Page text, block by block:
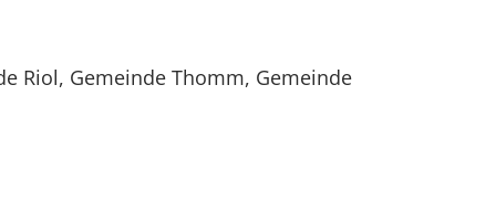
Riol, Gemeinde Thomm, Gemeinde